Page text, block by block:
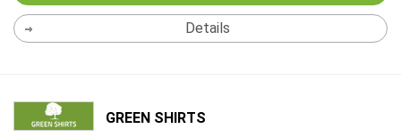
Details
GREEN SHIRTS